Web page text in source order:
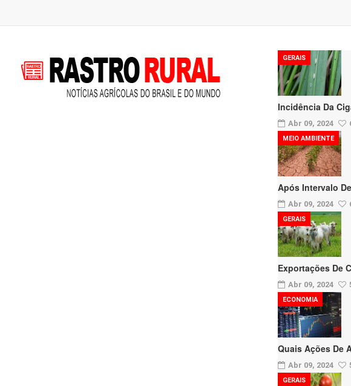
Incidência Da
Abr 09, 2024
GERAIS
Após Intervalo
Abr 09, 2024
MEIO AMBIENTE
Exportações De
Abr 09, 2024
GERAIS
Quais Ações De
Abr 09, 2024
ECONOMIA
GERAIS